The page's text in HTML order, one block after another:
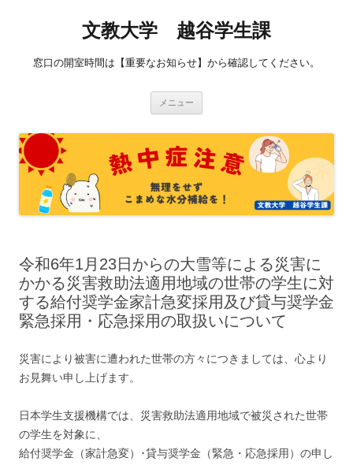
文教大学 越谷学生課
窓口の開室時間は【重要なお知らせ】から確認してください。
メニュー
令和6年1月23日からの大雪等による災害に
かかる災害救助法適用地域の世帯の学生に対
する給付奨学金家計急変採用及び貸与奨学金
緊急採用・応急採用の取扱いについて
災害により被害に遭われた世帯の方々につきましては、心より
お見舞い申し上げます。
日本学生支援機構では、災害救助法適用地域で被災された世帯
の学生を対象に、
給付奨学金（家計急変）･貸与奨学金（緊急・応急採用）の申し